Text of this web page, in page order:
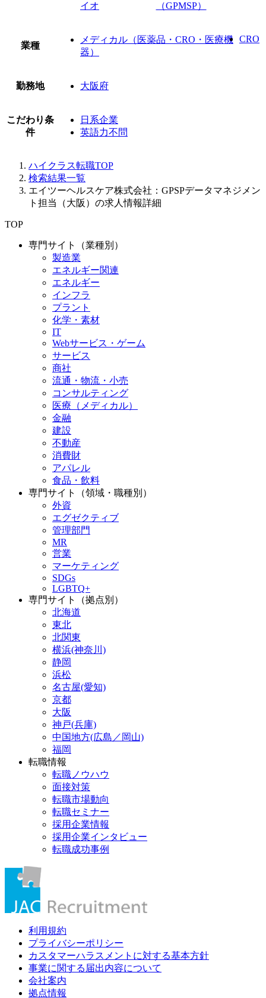
イオ
（GPMSP）
業種
メディカル（医薬品・CRO・医療機
器）
CRO
勤務地 大阪府
こだわり条
件
日系企業
英語力不問
ハイクラス転職TOP
検索結果一覧
エイツーヘルスケア株式会社：GPSPデータマネジメン
ト担当（大阪）の求人情報詳細
TOP
専門サイト（業種別）
製造業
エネルギー関連
エネルギー
インフラ
プラント
化学・素材
IT
Webサービス・ゲーム
サービス
商社
流通・物流・小売
コンサルティング
医療（メディカル）
金融
建設
不動産
消費財
アパレル
食品・飲料
専門サイト（領域・職種別）
外資
エグゼクティブ
管理部門
MR
営業
マーケティング
SDGs
LGBTQ+
専門サイト（拠点別）
北海道
東北
北関東
横浜(神奈川)
静岡
浜松
名古屋(愛知)
京都
大阪
神戸(兵庫)
中国地方(広島／岡山)
福岡
転職情報
転職ノウハウ
面接対策
転職市場動向
転職セミナー
採用企業情報
採用企業インタビュー
転職成功事例
利用規約
プライバシーポリシー
カスタマーハラスメントに対する基本方針
事業に関する届出内容について
会社案内
拠点情報